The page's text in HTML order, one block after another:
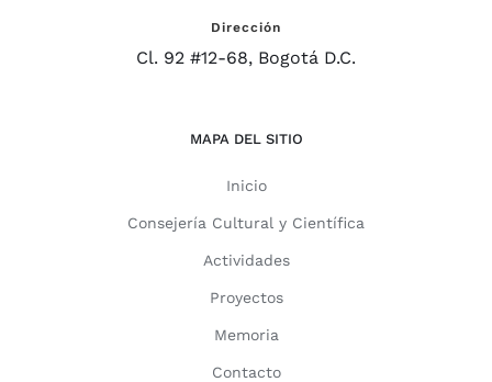
Dirección
Cl. 92 #12-68, Bogotá D.C.
MAPA DEL SITIO
Inicio
Consejería Cultural y Científica
Actividades
Proyectos
Memoria
Contacto